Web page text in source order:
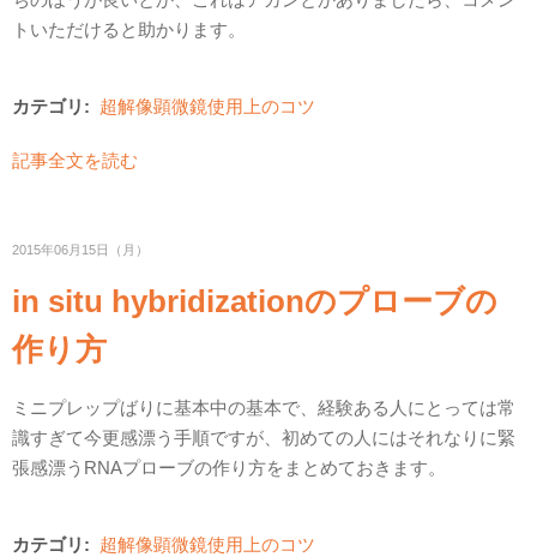
トいただけると助かります。
カテゴリ: 超解像顕微鏡使用上のコツ
記事全文を読む
2015年06月15日（月）
in situ hybridizationのプローブの
作り方
ミニプレップばりに基本中の基本で、経験ある人にとっては常
識すぎて今更感漂う手順ですが、初めての人にはそれなりに緊
張感漂うRNAプローブの作り方をまとめておきます。
カテゴリ: 超解像顕微鏡使用上のコツ